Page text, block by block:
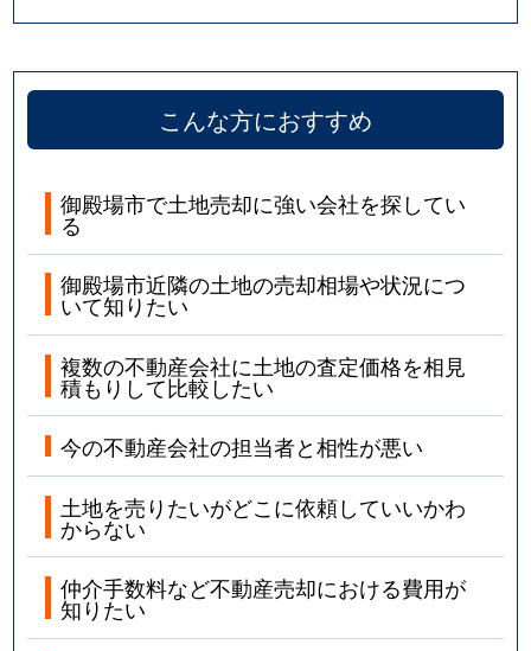
こんな方におすすめ
御殿場市で土地売却に強い会社を探してい
る
御殿場市近隣の土地の売却相場や状況につ
いて知りたい
複数の不動産会社に土地の査定価格を相見
積もりして比較したい
今の不動産会社の担当者と相性が悪い
土地を売りたいがどこに依頼していいかわ
からない
仲介手数料など不動産売却における費用が
知りたい